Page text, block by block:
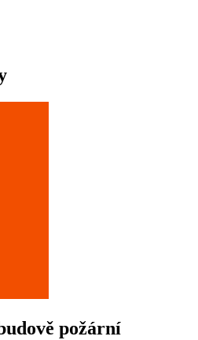
požární